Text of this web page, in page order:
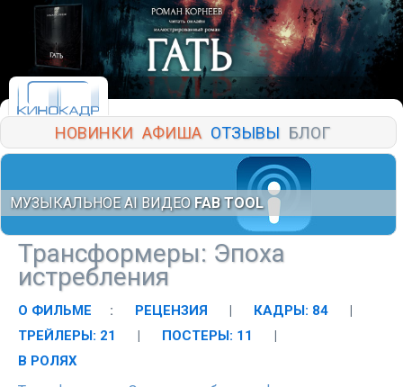
НОВИНКИ АФИША ОТЗЫВЫ БЛОГ
МУЗЫКАЛЬНОЕ AI ВИДЕО FAB TOOL
Трансформеры: Эпоха
истребления
О ФИЛЬМЕ : РЕЦЕНЗИЯ | КАДРЫ: 84
|
ТРЕЙЛЕРЫ: 21
| ПОСТЕРЫ: 11
|
В РОЛЯХ